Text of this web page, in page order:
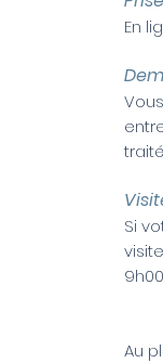
En
Si
Au